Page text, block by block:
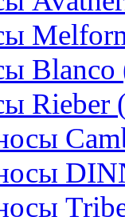
Blanco
Rieber